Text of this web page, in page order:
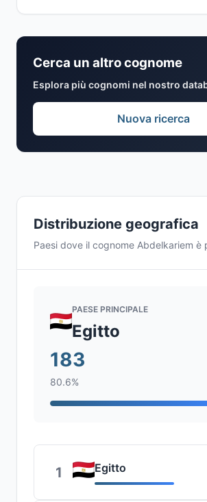
Distribuzione geografica
Paesi dove il cognome Abdelkariem è
PAESE PRINCIPALE
Egitto
183
80.6%
1 Egitto
Cerca un altro cognome
Esplora più cognomi nel nostro
Nuova ricerca